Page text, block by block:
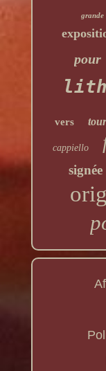
grande
pour
vers
cappiello
signée